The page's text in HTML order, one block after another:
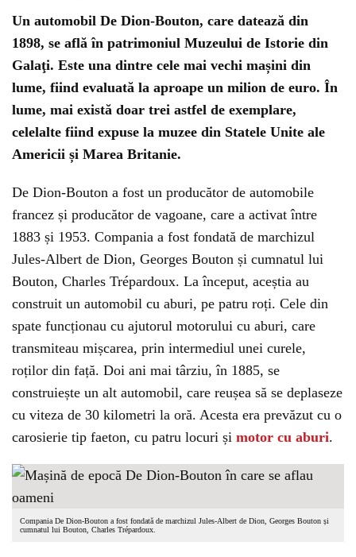
Un automobil De Dion-Bouton, care datează din
1898, se află în patrimoniul Muzeului de Istorie din
Galaţi. Este una dintre cele mai vechi mașini din
lume, fiind evaluată la aproape un milion de euro. În
lume, mai există doar trei astfel de exemplare,
celelalte fiind expuse la muzee din Statele Unite ale
Americii și Marea Britanie.
De Dion-Bouton a fost un producător de automobile
francez și producător de vagoane, care a activat între
1883 și 1953. Compania a fost fondată de marchizul
Jules-Albert de Dion, Georges Bouton și cumnatul lui
Bouton, Charles Trépardoux. La început, aceștia au
construit un automobil cu aburi, pe patru roți. Cele din
spate funcționau cu ajutorul motorului cu aburi, care
transmiteau mișcarea, prin intermediul unei curele,
roților din față. Doi ani mai târziu, în 1885, se
construiește un alt automobil, care reușea să se deplaseze
cu viteza de 30 kilometri la oră. Acesta era prevăzut cu o
carosierie tip faeton, cu patru locuri și motor cu aburi.
Compania De Dion-Bouton a fost fondată de marchizul Jules-Albert de Dion, Georges Bouton și
cumnatul lui Bouton, Charles Trépardoux.